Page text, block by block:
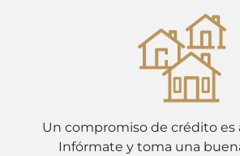
Un compromiso de crédito es
Infórmate y toma una